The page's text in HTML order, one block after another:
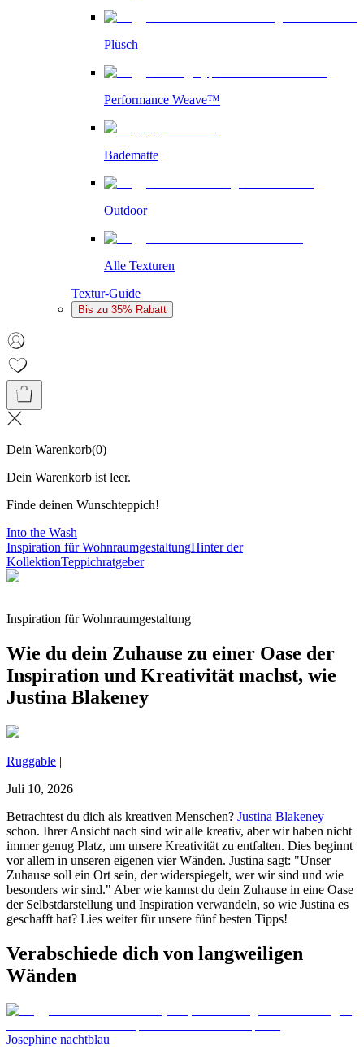
Plüsch
Performance Weave™
Badematte
Outdoor
Alle Texturen
Textur-Guide
Bis zu 35% Rabatt
Dein Warenkorb(0)
Dein Warenkorb ist leer.
Finde deinen Wunschteppich!
Into the Wash
Inspiration für WohnraumgestaltungHinter der
KollektionTeppichratgeber
Inspiration für Wohnraumgestaltung
Wie du dein Zuhause zu einer Oase der
Inspiration und Kreativität machst, wie
Justina Blakeney
Ruggable |
Juli 10, 2026
Betrachtest du dich als kreativen Menschen? Justina Blakeney
schon. Ihrer Ansicht nach sind wir alle kreativ, aber wir haben nicht
immer genug Platz, um unsere Kreativität zu entfalten. Dies beginnt
vor allem in unseren eigenen vier Wänden. Justina sagt: "Unser
Zuhause soll ein Ort sein, der widerspiegelt, wer wir sind und wie
besonders wir sind." Aber wie kannst du dein Zuhause in eine Oase
der Selbstdarstellung und Inspiration verwandeln, so wie Justina es
geschafft hat? Lies weiter für unsere fünf besten Tipps!
Verabschiede dich von langweiligen
Wänden
Josephine nachtblau